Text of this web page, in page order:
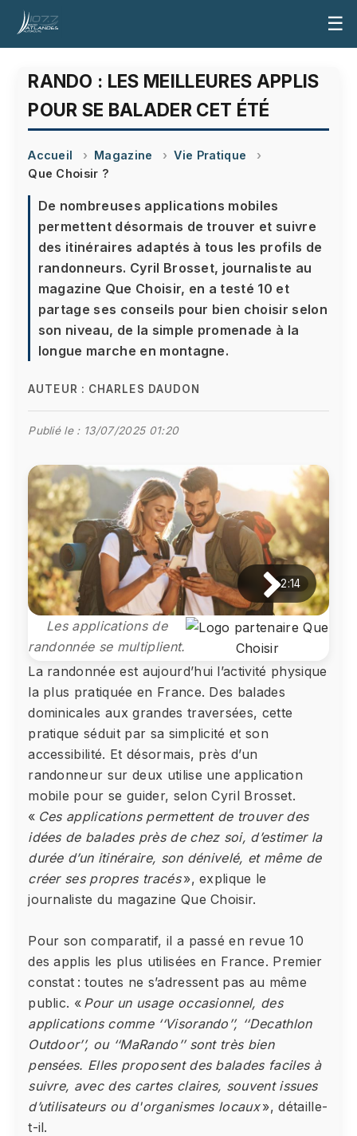
☰
RANDO : LES MEILLEURES APPLIS
POUR SE BALADER CET ÉTÉ
Accueil Magazine
Vie Pratique
Que Choisir ?
De nombreuses applications mobiles
permettent désormais de trouver et suivre
des itinéraires adaptés à tous les profils de
randonneurs. Cyril Brosset, journaliste au
magazine Que Choisir, en a testé 10 et
partage ses conseils pour bien choisir selon
son niveau, de la simple promenade à la
longue marche en montagne.
AUTEUR : CHARLES DAUDON
Publié le : 13/07/2025 01:20
2:14
Les applications de
randonnée se multiplient.
La randonnée est aujourd’hui l’activité physique
la plus pratiquée en France. Des balades
dominicales aux grandes traversées, cette
pratique séduit par sa simplicité et son
accessibilité. Et désormais, près d’un
randonneur sur deux utilise une application
mobile pour se guider, selon Cyril Brosset.
« Ces applications permettent de trouver des
idées de balades près de chez soi, d’estimer la
durée d’un itinéraire, son dénivelé, et même de
créer ses propres tracés», explique le
journaliste du magazine Que Choisir.
Pour son comparatif, il a passé en revue 10
des applis les plus utilisées en France. Premier
constat : toutes ne s’adressent pas au même
public. « Pour un usage occasionnel, des
applications comme ‘‘Visorando’’, ‘‘Decathlon
Outdoor’’, ou ‘‘MaRando’’ sont très bien
pensées. Elles proposent des balades faciles à
suivre, avec des cartes claires, souvent issues
d’utilisateurs ou d'organismes locaux», détaille-
t-il.